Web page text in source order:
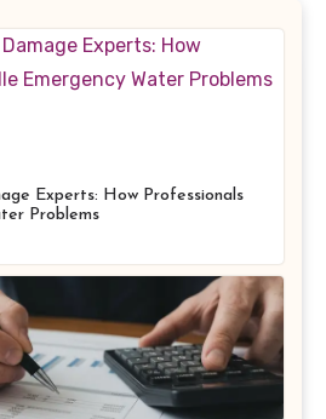
Experts: How Professionals
Problems